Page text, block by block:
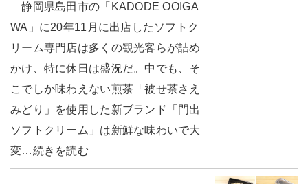
静岡県島田市の「KADODE OOIGA
WA」に20年11月に出店したソフトク
リーム専門店は多くの観光客らが詰め
かけ、特に休日は盛況だ。中でも、そ
こでしか味わえない煎茶「被せ茶さえ
みどり」を使用した新ブランド「門出
ソフトクリーム」は新鮮な味わいで大
変…続きを読む